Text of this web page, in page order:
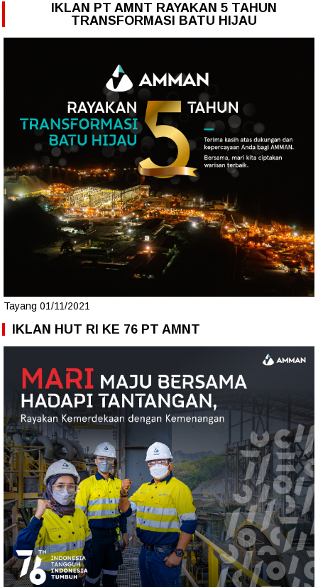
IKLAN PT AMNT RAYAKAN 5 TAHUN
TRANSFORMASI BATU HIJAU
Tayang 01/11/2021
IKLAN HUT RI KE 76 PT AMNT